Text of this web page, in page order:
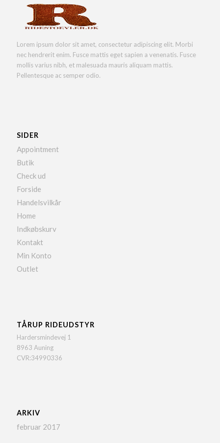
Lorem ipsum dolor sit amet, consectetur adipiscing elit. Morbi
nec hendrerit enim. Fusce mattis eget sapien a venenatis. Fusce
mollis varius nibh, et malesuada mauris aliquam mattis.
Pellentesque ac semper odio.
SIDER
Appointment
Butik
Check ud
Forside
Handelsvilkår
Home
Indkøbskurv
Kontakt
Min Konto
Outlet
TÅRUP RIDEUDSTYR
Hardersmindevej 1
8963 Auning
CVR:34990336
ARKIV
februar 2017